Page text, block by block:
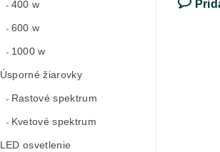
400 w
600 w
1000 w
Úsporné žiarovky
Rastové spektrum
Kvetové spektrum
LED osvetlenie